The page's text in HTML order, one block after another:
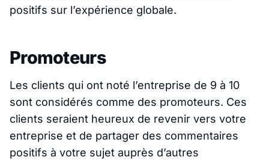
positifs sur l’expérience globale.
Promoteurs
Les clients qui ont noté l’entreprise de 9 à 10
sont considérés comme des promoteurs. Ces
clients seraient heureux de revenir vers votre
entreprise et de partager des commentaires
positifs à votre sujet auprès d’autres